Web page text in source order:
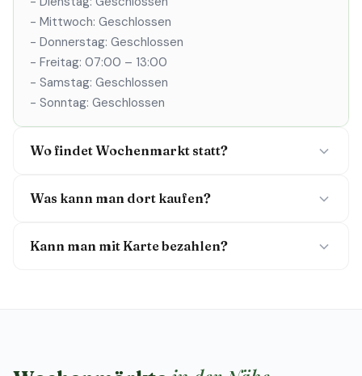
- Mittwoch: Geschlossen
- Donnerstag: Geschlossen
- Freitag: 07:00 – 13:00
- Samstag: Geschlossen
- Sonntag: Geschlossen
Wo findet Wochenmarkt statt?
Was kann man dort kaufen?
Kann man mit Karte bezahlen?